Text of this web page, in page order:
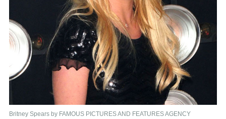
Britney Spears by FAMOUS PICTURES AND FEATURES AGENCY